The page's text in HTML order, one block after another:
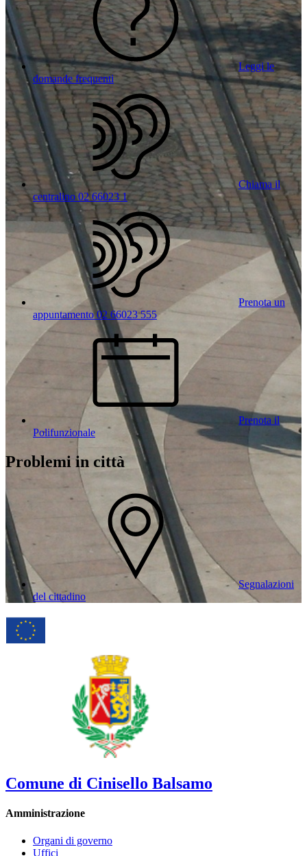
Leggi le
domande frequenti
Chiama il
centralino 02 66023 1
Prenota un
appuntamento 02 66023 555
Prenota il
Polifunzionale
Problemi in città
Segnalazioni
del cittadino
Comune di Cinisello Balsamo
Amministrazione
Organi di governo
Uffici